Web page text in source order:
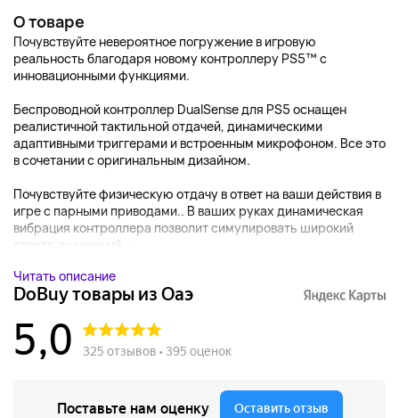
О товаре
Почувствуйте невероятное погружение в игровую
реальность благодаря новому контроллеру PS5™ с
инновационными функциями.
Беспроводной контроллер DualSense для PS5 оснащен
реалистичной тактильной отдачей, динамическими
адаптивными триггерами и встроенным микрофоном. Все это
в сочетании с оригинальным дизайном.
Почувствуйте физическую отдачу в ответ на ваши действия в
игре с парными приводами.. В ваших руках динамическая
вибрация контроллера позволит симулировать широкий
спектр ощущений — ...
Читать описание